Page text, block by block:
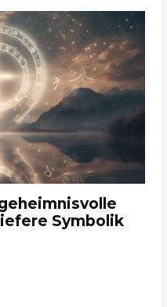
Symbolik